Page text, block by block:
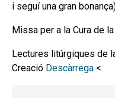
i seguí una gran
Missa per a la Cura de
Lectures litúrgiques de
Creació Descàrrega <